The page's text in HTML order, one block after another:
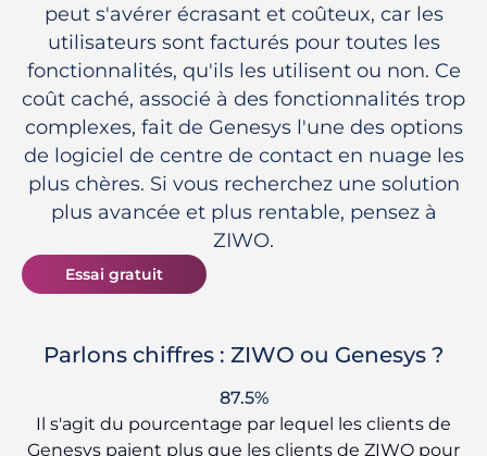
peut s'avérer écrasant et coûteux, car les
utilisateurs sont facturés pour toutes les
fonctionnalités, qu'ils les utilisent ou non. Ce
coût caché, associé à des fonctionnalités trop
complexes, fait de Genesys l'une des options
de logiciel de centre de contact en nuage les
plus chères. Si vous recherchez une solution
plus avancée et plus rentable, pensez à
ZIWO.
Essai gratuit
Parlons chiffres : ZIWO ou Genesys ?
87.5%
Il s'agit du pourcentage par lequel les clients de
Genesys paient plus que les clients de ZIWO pour